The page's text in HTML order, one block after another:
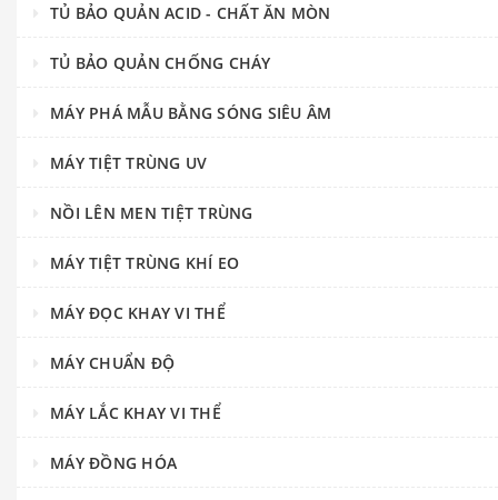
TỦ BẢO QUẢN ACID - CHẤT ĂN MÒN
TỦ BẢO QUẢN CHỐNG CHÁY
MÁY PHÁ MẪU BẰNG SÓNG SIÊU ÂM
MÁY TIỆT TRÙNG UV
NỒI LÊN MEN TIỆT TRÙNG
MÁY TIỆT TRÙNG KHÍ EO
MÁY ĐỌC KHAY VI THỂ
MÁY CHUẨN ĐỘ
MÁY LẮC KHAY VI THỂ
MÁY ĐỒNG HÓA